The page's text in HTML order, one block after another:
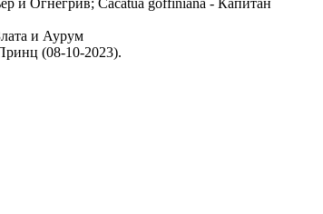
и Огнегрив; Cacatua goffiniana - Капитан
и Аурум
(08-10-2023).